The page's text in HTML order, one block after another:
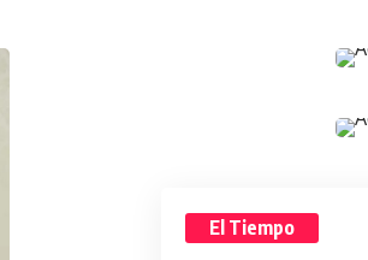
El Tiempo